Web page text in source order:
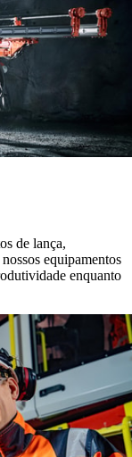
de lança,
equipamentos
enquanto